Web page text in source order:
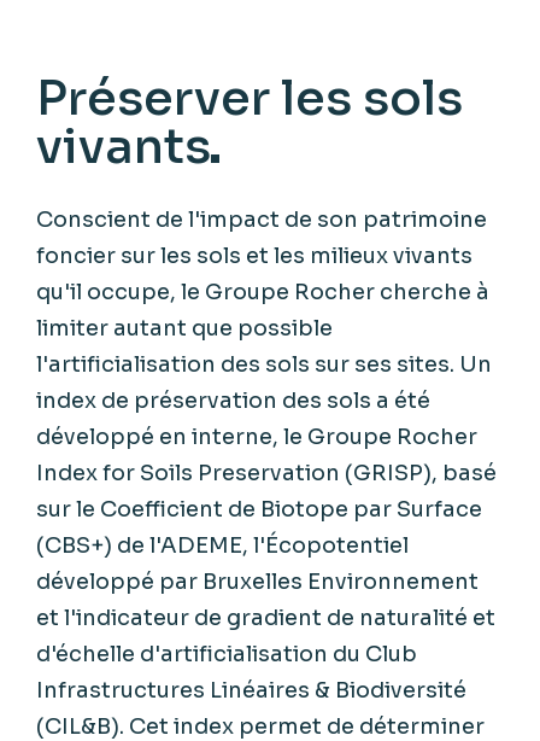
Préserver les sols
vivants
Conscient de l'impact de son patrimoine
foncier sur les sols et les milieux vivants
qu'il occupe, le Groupe Rocher cherche à
limiter autant que possible
l'artificialisation des sols sur ses sites. Un
index de préservation des sols a été
développé en interne, le Groupe Rocher
Index for Soils Preservation (GRISP), basé
sur le Coefficient de Biotope par Surface
(CBS+) de l'ADEME, l'Écopotentiel
développé par Bruxelles Environnement
et l'indicateur de gradient de naturalité et
d'échelle d'artificialisation du Club
Infrastructures Linéaires & Biodiversité
(CIL&B). Cet index permet de déterminer